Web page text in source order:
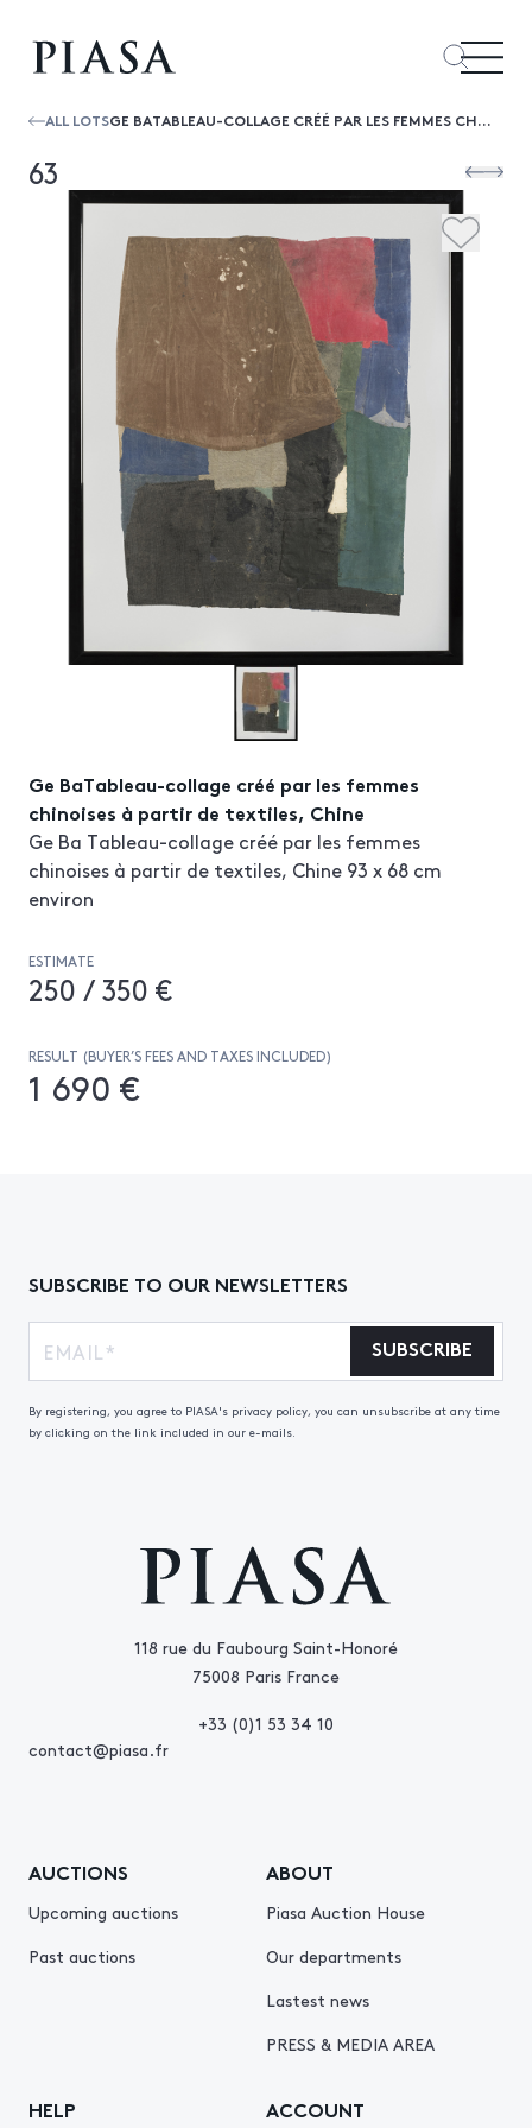
ALL LOTS GE BATABLEAU-COLLAGE CRÉÉ PAR LES FEMMES CHINOISES À PARTIR DE TEXTILES, CHINE
63
Ge BaTableau-collage créé par les femmes
chinoises à partir de textiles, Chine
Ge Ba Tableau-collage créé par les femmes
chinoises à partir de textiles, Chine 93 x 68 cm
environ
ESTIMATE
250 / 350 €
RESULT (BUYER’S FEES AND TAXES INCLUDED)
1 690 €
118 rue du Faubourg Saint-Honoré
75008 Paris France
+33 (0)1 53 34 10
contact@piasa.fr
AUCTIONS
Upcoming auctions
Past auctions
ABOUT
Piasa Auction House
Our departments
Lastest news
PRESS & MEDIA AREA
HELP ACCOUNT
SUBSCRIBE TO OUR NEWSLETTERS
SUBSCRIBE
By registering, you agree to PIASA's privacy policy, you can unsubscribe at any time
by clicking on the link included in our e-mails.